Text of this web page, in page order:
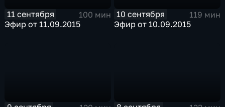
11 сентября
100 мин
Эфир от 11.09.2015
10 сентября
119 мин
Эфир от 10.09.2015